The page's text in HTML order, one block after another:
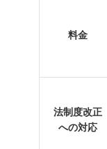
料金
法制度改正
への対応